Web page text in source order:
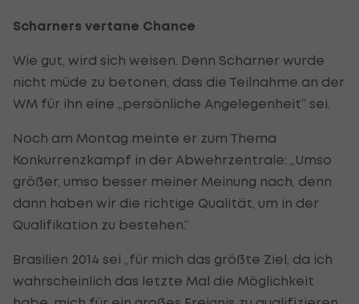
Scharners vertane Chance
Wie gut, wird sich weisen. Denn Scharner wurde
nicht müde zu betonen, dass die Teilnahme an der
WM für ihn eine „persönliche Angelegenheit“ sei.
Noch am Montag meinte er zum Thema
Konkurrenzkampf in der Abwehrzentrale: „Umso
größer, umso besser meiner Meinung nach, denn
dann haben wir die richtige Qualität, um in der
Qualifikation zu bestehen.“
Brasilien 2014 sei „für mich das größte Ziel, da ich
wahrscheinlich das letzte Mal die Möglichkeit